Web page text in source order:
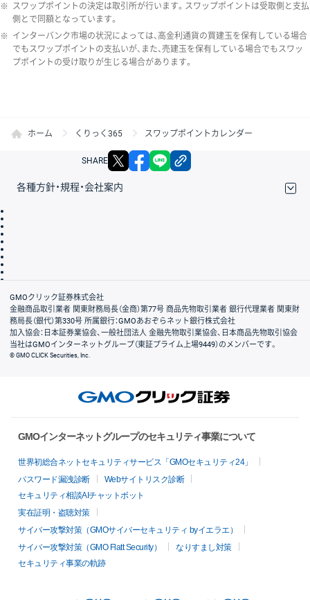
※ スワップポイントの決定は取引所が行います。スワップポイントは受取側と支払
側とで同額となっています。
※ インターバンク市場の状況によっては、高金利通貨の買建玉を保有している場合
でもスワップポイントの支払いが、また、売建玉を保有している場合でもスワッ
プポイントの受け取りが生じる場合があります。
ホーム くりっく365 スワップポイントカレンダー
SHARE X facebook
各種方針・規程・会社案内
会社案内
GMOクリック証券株式会社
金融商品取引業者 関東財務局長（金商）第77号 商品先物取引業者 銀行代理業者 関東財
務局長（銀代）第330号 所属銀行：GMOあおぞらネット銀行株式会社
加入協会：日本証券業協会、一般社団法人 金融先物取引業協会、日本商品先物取引協会
当社はGMOインターネットグループ（東証プライム上場9449）のメンバーです。
© GMO CLICK Securities, Inc.
GMOインターネットグループのセキュリティ事業について
世界初総合ネットセキュリティサービス「GMOセキュリティ24」
パスワード漏洩診断
Webサイトリスク診断
セキュリティ相談AIチャットボット
実在証明・盗聴対策
サイバー攻撃対策（GMOサイバーセキュリティ byイエラエ）
サイバー攻撃対策（GMO Flatt Security）
なりすまし対策
セキュリティ事業の軌跡